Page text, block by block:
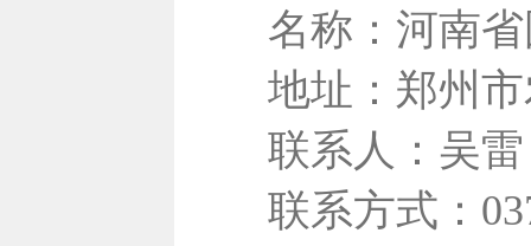
名称：河南
地址：郑州
联系人：吴雷
联系方式：